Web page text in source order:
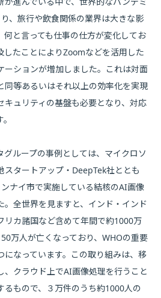
、旅行や飲食関係の業界は大きな影
と言っても仕事の仕方が変化してお
したことによりZoomなどを活用した
ーションが増加しました。これは対面
同等あるいはそれ以上の効率化を実現
キュリティの基盤も必要となり、対応
ループの事例としては、マイクロソ
スタートアップ・DeepTek社ととも
ナイ市で実施している結核のAI画像
。全世界を見ますと、インド・インド
リカ諸国など含めて年間で約1000万
万人が亡くなっており、WHOの重要
になっています。この取り組みは、移
、クラウド上でAI画像処理を行うこと
るもので、３万件のうち約1000人の